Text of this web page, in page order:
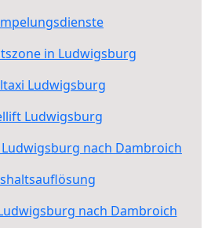
in Ludwigsburg
Ludwigsburg
Ludwigsburg
nach Dambroich
nach Dambroich